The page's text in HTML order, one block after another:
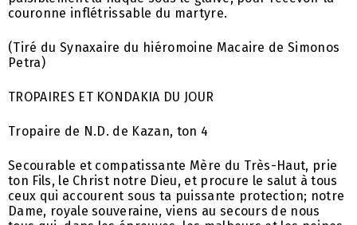
(Tiré du Synaxaire du hiéromoine Macaire de Simonos
Petra)
TROPAIRES ET KONDAKIA DU JOUR
Tropaire de N.D. de Kazan, ton 4
Secourable et compatissante Mère du Très-Haut, prie
ton Fils, le Christ notre Dieu, et procure le salut à tous
ceux qui accourent sous ta puissante protection; notre
Dame, royale souveraine, viens au secours de nous